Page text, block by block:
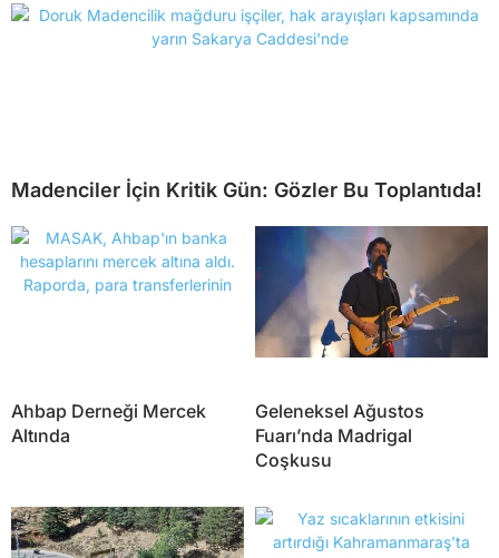
Madenciler İçin Kritik Gün: Gözler Bu Toplantıda!
Ahbap Derneği Mercek
Altında
Geleneksel Ağustos
Fuarı’nda Madrigal
Coşkusu